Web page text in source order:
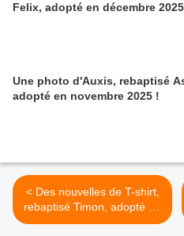
Felix, adopté en décembre
Une photo d'Auxis, rebaptisé
adopté en novembre 2025 !
< Des nouvelles de T-shirt,
rebaptisé Timon, adopté en
octobre 2022 !